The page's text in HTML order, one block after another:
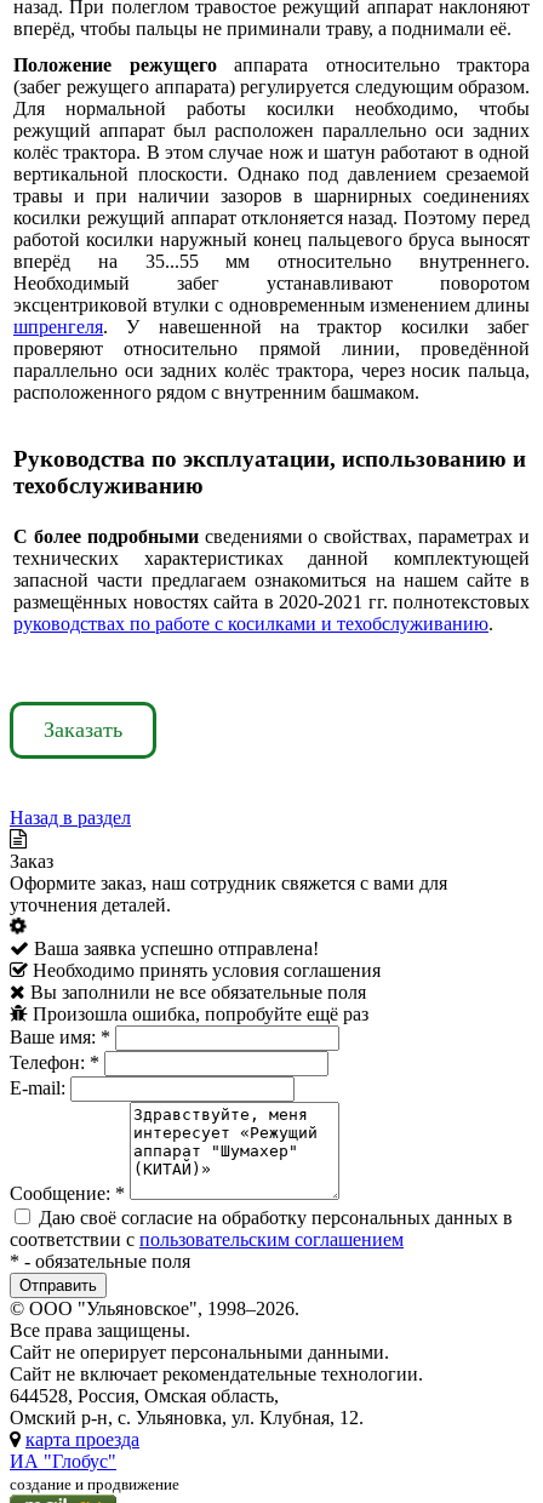
назад. При полеглом травостое режущий аппарат наклоняют
вперёд, чтобы пальцы не приминали траву, а поднимали её.
Положение режущегоаппарата относительно трактора
(забег режущего аппарата) регулируется следующим образом.
Для нормальной работы косилки необходимо, чтобы
режущий аппарат был расположен параллельно оси задних
колёс трактора. В этом случае нож и шатун работают в одной
вертикальной плоскости. Однако под давлением срезаемой
травы и при наличии зазоров в шарнирных соединениях
косилки режущий аппарат отклоняется назад. Поэтому перед
работой косилки наружный конец пальцевого бруса выносят
вперёд на 35...55 мм относительно внутреннего.
Необходимый забег устанавливают поворотом
эксцентриковой втулки с одновременным изменением длины
шпренгеля. У навешенной на трактор косилки забег
проверяют относительно прямой линии, проведённой
параллельно оси задних колёс трактора, через носик пальца,
расположенного рядом с внутренним башмаком.
Руководства по эксплуатации, использованию и
техобслуживанию
С более подробнымисведениями о свойствах, параметрах и
технических характеристиках данной комплектующей
запасной части предлагаем ознакомиться на нашем сайте в
размещённых новостях сайта в 2020-2021 гг. полнотекстовых
руководствах по работе с косилками и техобслуживанию.
Заказать
Назад в раздел
Заказ
Оформите заказ, наш сотрудник свяжется с вами для
уточнения деталей.
Ваша заявка успешно отправлена!
Необходимо принять условия соглашения
Вы заполнили не все обязательные поля
Произошла ошибка, попробуйте ещё раз
Ваше имя: *
Телефон: *
E-mail:
Сообщение: *
Даю своё согласие на обработку персональных данных в
соответствии с пользовательским соглашением
* - обязательные поля
© ООО "Ульяновское", 1998–2026.
Все права защищены.
Сайт не оперирует персональными данными.
Сайт не включает рекомендательные технологии.
644528, Россия, Омская область,
Омский р-н, с. Ульяновка, ул. Клубная, 12.
карта проезда
ИА "Глобус"
создание и продвижение